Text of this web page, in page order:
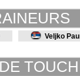
Veljko